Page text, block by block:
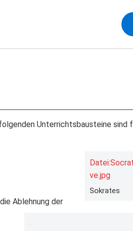
Unterrichtsbausteine sind
ve.jpg
Sokrates
Ablehnung der